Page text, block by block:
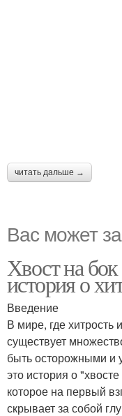
читать дальше →
Вас может
Хвост на бок
история о
Введение
В мире, где хитрость
существует
быть осторожными и
это история о
которое на первый
скрывает за собой